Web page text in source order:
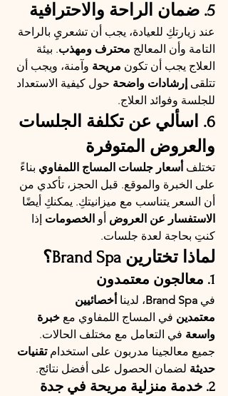
5. ضمان الراحة والاحترافية
عند زيارتكِ للعيادة، يجب أن تشعريِ بالراحة
التامة وأن المعالج محترف ومهذب. بيئة
العلاج يجب أن تكون مريحة وآمنة، ويجب أن
تتلقى إرشادات واضحة حول كيفية الاستعداد
للجلسة وفوائد العلاج.
6. اسألي عن تكلفة الجلسات
والعروض المتوفرة
تختلف أسعار جلسات المساج اللمفاوي بناءً
على الخبرة والموقع. قبل الحجز، تأكدي من
أن السعر يتناسب مع ميزانيتكِ. يمكنكِ أيضًا
الاستفسار عن العروض أو الخصومات إذا
كنتِ بحاجة لعدة جلسات.
لماذا تختارين Brand Spa؟
1. معالجون معتمدون
في Brand Spa، لدينا أخصائيين
معتمدين في المساج اللمفاوي مع خبرة
واسعة في التعامل مع مختلف الحالات.
جميع معالجينا مدربون على استخدام تقنيات
حديثة لضمان الحصول على أفضل نتائج.
2. خدمة منزلية مريحة في جدة